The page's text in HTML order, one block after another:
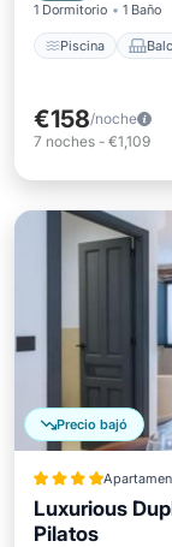
1 Dormitorio 1 Baño
Piscina
€158/noche
7 noches - €1,109
Precio bajó
Luxurious
Pilatos